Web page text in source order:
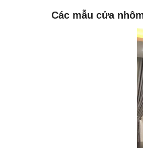
Các mẫu cửa